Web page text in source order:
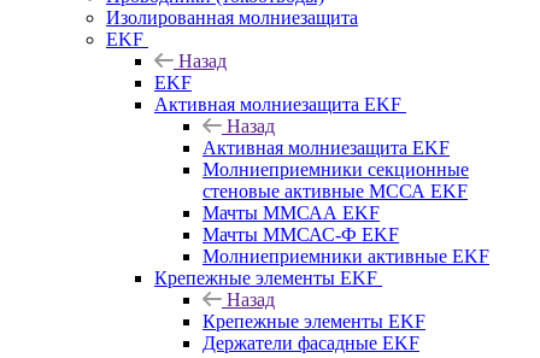
Изолированная молниезащита
EKF
Назад
EKF
Активная молниезащита EKF
Назад
Активная молниезащита EKF
Молниеприемники секционные
стеновые активные МССА EKF
Мачты ММСАА EKF
Мачты ММСАС-Ф EKF
Молниеприемники активные EKF
Крепежные элементы EKF
Назад
Крепежные элементы EKF
Держатели фасадные EKF